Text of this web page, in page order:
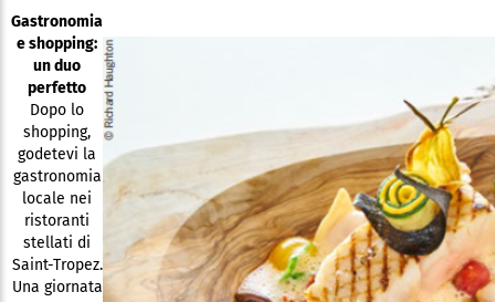
Gastronomia
e shopping:
un duo
perfetto
Dopo lo
shopping,
godetevi la
gastronomia
locale nei
ristoranti
stellati di
Saint-Tropez.
Una giornata